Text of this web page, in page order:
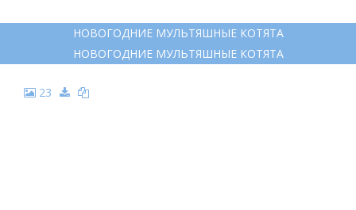
НОВОГОДНИЕ МУЛЬТЯШНЫЕ КОТЯТА
НОВОГОДНИЕ МУЛЬТЯШНЫЕ КОТЯТА
23